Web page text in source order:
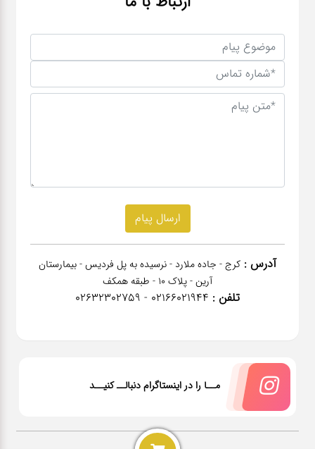
آدرس : کرج - جاده ملارد - نرسیده به پل فردیس - بیمارستان
آرین - پلاک 10 - طبقه همکف
تلفن : 02166021944 - 02632302759
مــا را در اینستاگرام دنبالــ کنیــد